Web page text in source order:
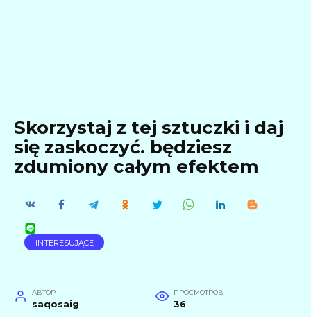
Skorzystaj z tej sztuczki i daj
się zaskoczyć. będziesz
zdumiony całym efektem
INTERESUJĄCE
АВТОР
saqosaig
ПРОСМОТРОВ
36